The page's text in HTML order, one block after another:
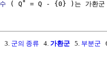
( Q*
3. 군의 종류 4. 가환군 5. 부분군